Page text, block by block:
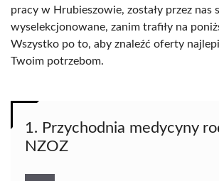
pracy w Hrubieszowie, zostały przez nas
wyselekcjonowane, zanim trafiły na
Wszystko po to, aby znaleźć oferty
Twoim potrzebom.
1. Przychodnia medycyny
NZOZ